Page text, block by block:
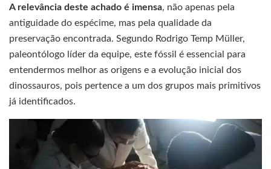
A relevância deste achado é imensa, não apenas pela
antiguidade do espécime, mas pela qualidade da
preservação encontrada. Segundo Rodrigo Temp Müller,
paleontólogo líder da equipe, este fóssil é essencial para
entendermos melhor as origens e a evolução inicial dos
dinossauros, pois pertence a um dos grupos mais primitivos
já identificados.